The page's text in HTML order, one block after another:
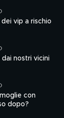
vip a rischio
dai nostri vicini
con
dopo?